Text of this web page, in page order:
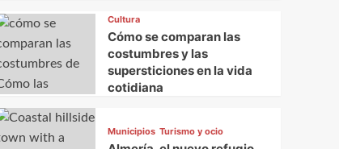
Cultura
Cómo se comparan las
costumbres y las
supersticiones en la vida
cotidiana
Municipios Turismo y ocio